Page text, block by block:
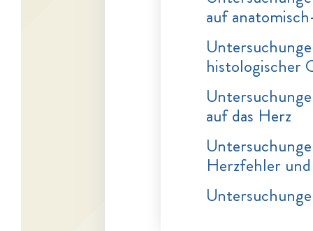
auf
histologischer
auf das Herz
Herzfehler